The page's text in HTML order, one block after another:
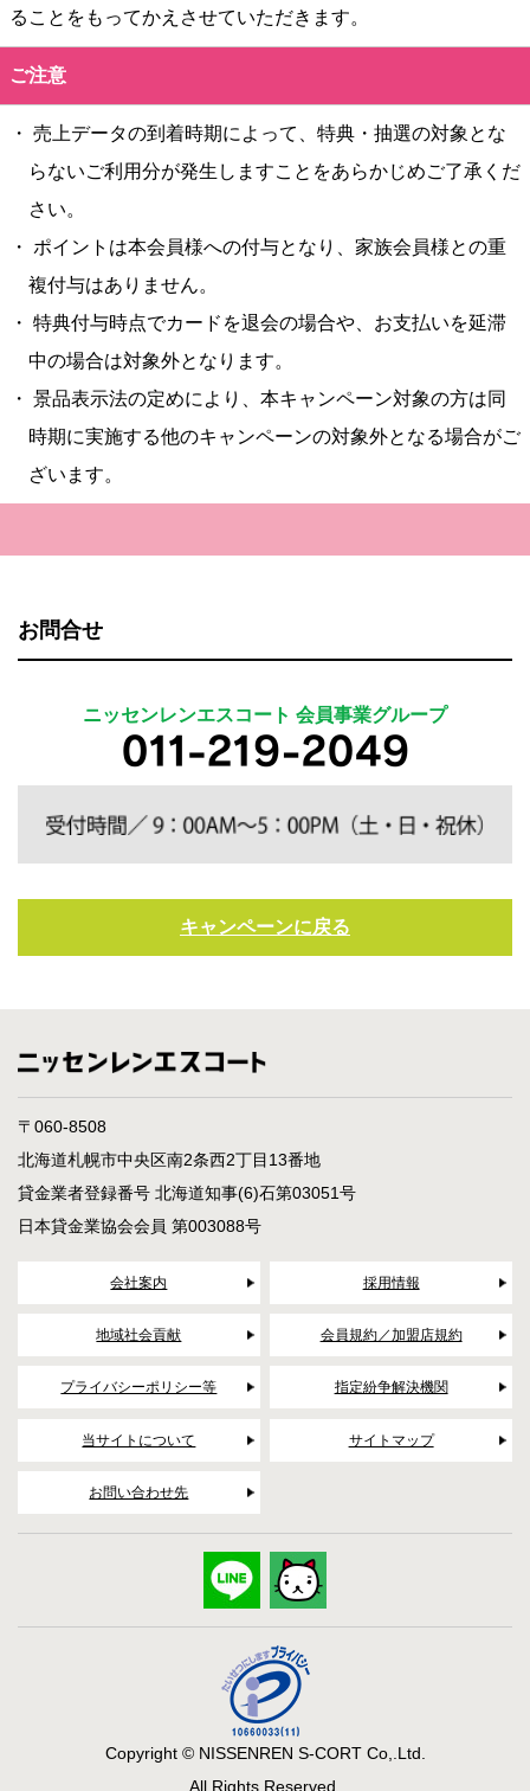
ることをもってかえさせていただきます。
ご注意
・ 売上データの到着時期によって、特典・抽選の対象とな
らないご利用分が発生しますことをあらかじめご了承くだ
さい。
・ ポイントは本会員様への付与となり、家族会員様との重
複付与はありません。
・ 特典付与時点でカードを退会の場合や、お支払いを延滞
中の場合は対象外となります。
・ 景品表示法の定めにより、本キャンペーン対象の方は同
時期に実施する他のキャンペーンの対象外となる場合がご
ざいます。
お問合せ
ニッセンレンエスコート 会員事業グループ
キャンペーンに戻る
〒060-8508
北海道札幌市中央区南2条西2丁目13番地
貸金業者登録番号 北海道知事(6)石第03051号
日本貸金業協会会員 第003088号
会社案内 採用情報
地域社会貢献 会員規約／加盟店規約
プライバシーポリシー等 指定紛争解決機関
当サイトについて サイトマップ
お問い合わせ先
Copyright © NISSENREN S-CORT Co,.Ltd.
All Rights Reserved.